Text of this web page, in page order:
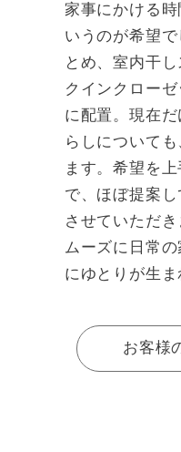
家事にかける
いうのが希望
とめ、室内干
クインクロー
に配置。現在
らしについて
ます。希望を
で、ほぼ提案
させていただ
ムーズに日常
にゆとりが生ま
お客様